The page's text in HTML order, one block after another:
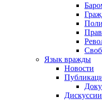
Язык вражды
Новости
Дискуссии